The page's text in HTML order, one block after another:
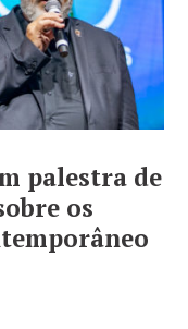
palestra de
os